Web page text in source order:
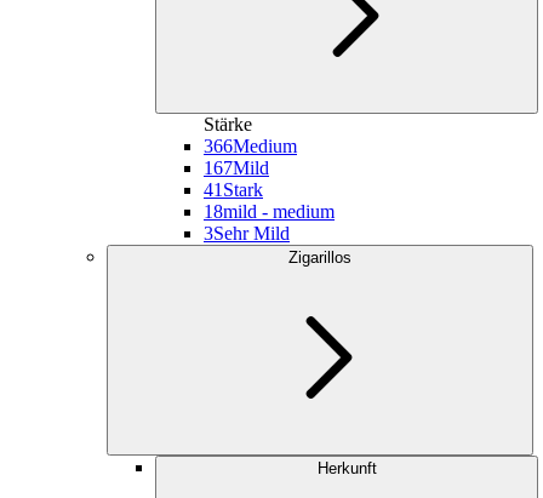
Stärke
366Medium
167Mild
41 Stark
18mild - medium
3Sehr Mild
Zigarillos
Herkunft